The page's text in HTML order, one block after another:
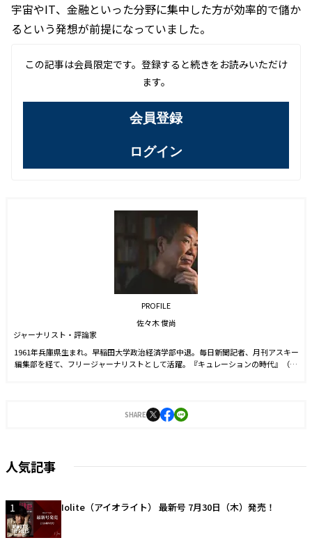
宇宙やIT、金融といった分野に集中した方が効率的で儲か
るという発想が前提になっていました。
この記事は会員限定です。登録すると続きをお読みいただけ
ます。
会員登録
ログイン
PROFILE
佐々木 俊尚
ジャーナリスト・評論家
1961年兵庫県生まれ。早稲田大学政治経済学部中退。毎日新聞記者、月刊アスキー
編集部を経て、フリージャーナリストとして活躍。『キュレーションの時代』（ち
SHARE
人気記事
1 Iolite（アイオライト） 最新号 7月30日（木）発売！